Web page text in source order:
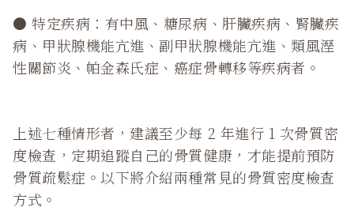
● 特定疾病：有中風、糖尿病、肝臟疾病、腎臟疾
病、甲狀腺機能亢進、副甲狀腺機能亢進、類風溼
性關節炎、帕金森氏症、癌症骨轉移等疾病者。
上述七種情形者，建議至少每 2 年進行 1 次骨質密
度檢查，定期追蹤自己的骨質健康，才能提前預防
骨質疏鬆症。以下將介紹兩種常見的骨質密度檢查
方式。